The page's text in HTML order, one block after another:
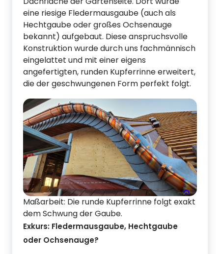
eine riesige Fledermausgaube (auch als
Hechtgaube oder großes Ochsenauge
bekannt) aufgebaut. Diese anspruchsvolle
Konstruktion wurde durch uns fachmännisch
eingelattet und mit einer eigens
angefertigten, runden Kupferrinne erweitert,
die der geschwungenen Form perfekt folgt.
Maßarbeit: Die runde Kupferrinne folgt exakt
dem Schwung der Gaube.
Exkurs: Fledermausgaube, Hechtgaube
oder Ochsenauge?